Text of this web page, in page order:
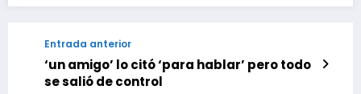
Entrada anterior
‘un amigo’ lo citó ‘para hablar’ pero todo
se salió de control